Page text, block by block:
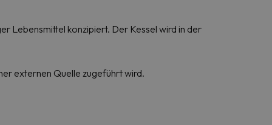
Lebensmittel konzipiert. Der Kessel wird in der
externen Quelle zugeführt wird.